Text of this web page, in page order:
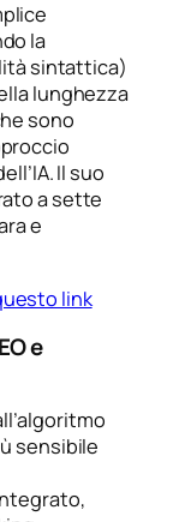
la
sintattica)
lunghezza
sono
Il suo
a sette
e
link
e
sensibile